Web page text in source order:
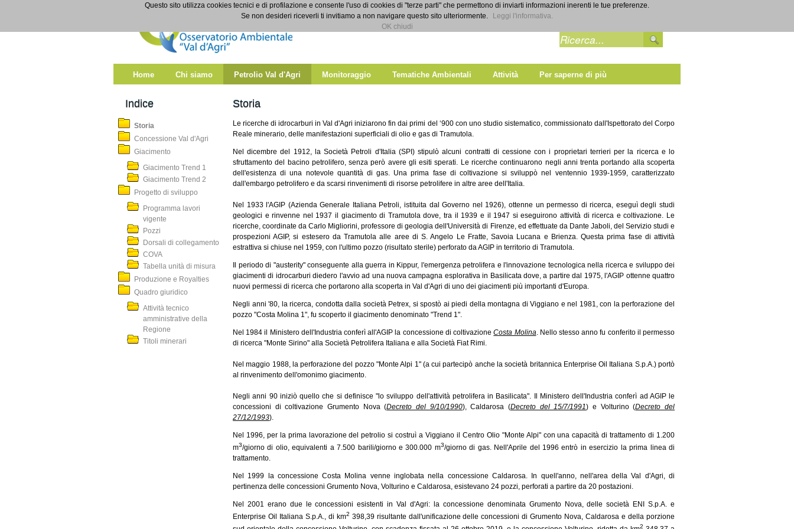
Storia
Home Chi siamo Petrolio Val d'Agri Monitoraggio Tematiche Ambientali Attività Per saperne di più
Indice
Storia
Concessione Val d'Agri
Giacimento
Giacimento Trend 1
Giacimento Trend 2
Progetto di sviluppo
Programma lavori
vigente
Pozzi
Dorsali di collegamento
COVA
Tabella unità di misura
Produzione e Royalties
Quadro giuridico
Attività tecnico
amministrative della
Regione
Titoli minerari
Storia
Le ricerche di idrocarburi in Val d'Agri iniziarono fin dai primi del ‘900 con uno studio sistematico, commissionato dall'Ispettorato del Corpo
Reale minerario, delle manifestazioni superficiali di olio e gas di Tramutola.
Nel dicembre del 1912, la Società Petroli d'Italia (SPI) stipulò alcuni contratti di cessione con i proprietari terrieri per la ricerca e lo
sfruttamento del bacino petrolifero, senza però avere gli esiti sperati. Le ricerche continuarono negli anni trenta portando alla scoperta
dell'esistenza di una notevole quantità di gas. Una prima fase di coltivazione si sviluppò nel ventennio 1939-1959, caratterizzato
dall'embargo petrolifero e da scarsi rinvenimenti di risorse petrolifere in altre aree dell'Italia.
Nel 1933 l'AGIP (Azienda Generale Italiana Petroli, istituita dal Governo nel 1926), ottenne un permesso di ricerca, eseguì degli studi
geologici e rinvenne nel 1937 il giacimento di Tramutola dove, tra il 1939 e il 1947 si eseguirono attività di ricerca e coltivazione. Le
ricerche, coordinate da Carlo Migliorini, professore di geologia dell'Università di Firenze, ed effettuate da Dante Jaboli, del Servizio studi e
prospezioni AGIP, si estesero da Tramutola alle aree di S. Angelo Le Fratte, Savoia Lucana e Brienza. Questa prima fase di attività
estrattiva si chiuse nel 1959, con l'ultimo pozzo (risultato sterile) perforato da AGIP in territorio di Tramutola.
Il periodo di "austerity" conseguente alla guerra in Kippur, l'emergenza petrolifera e l'innovazione tecnologica nella ricerca e sviluppo dei
giacimenti di idrocarburi diedero l'avvio ad una nuova campagna esplorativa in Basilicata dove, a partire dal 1975, l'AGIP ottenne quattro
nuovi permessi di ricerca che portarono alla scoperta in Val d'Agri di uno dei giacimenti più importanti d'Europa.
Negli anni '80, la ricerca, condotta dalla società Petrex, si spostò ai piedi della montagna di Viggiano e nel 1981, con la perforazione del
pozzo "Costa Molina 1", fu scoperto il giacimento denominato "Trend 1".
Nel 1984 il Ministero dell'Industria conferì all'AGIP la concessione di coltivazioneCosta Molina.Nello stesso anno fu conferito il permesso
di ricerca "Monte Sirino" alla Società Petrolifera Italiana e alla Società Fiat Rimi.
Nel maggio 1988, la perforazione del pozzo "Monte Alpi 1" (a cui partecipò anche la società britannica Enterprise Oil Italiana S.p.A.) portò
al rinvenimento dell'omonimo giacimento.
Negli anni 90 iniziò quello che si definisce "lo sviluppo dell'attività petrolifera in Basilicata". Il Ministero dell'Industria conferì ad AGIP le
concessioni di coltivazione Grumento Nova(Decreto del 9/10/1990), Caldarosa(Decreto del 15/7/1991) e Volturino(Decreto del
27/12/1993).
Nel 1996, per la prima lavorazione del petrolio si costruì a Viggiano il Centro Olio "Monte Alpi" con una capacità di trattamento di 1.200
m3/giorno di olio, equivalenti a 7.500 barili/giorno e 300.000 m3/giorno di gas. Nell'Aprile del 1996 entrò in esercizio la prima linea di
trattamento.
Nel 1999 la concessione Costa Molina venne inglobata nella concessione Caldarosa. In quell'anno, nell'area della Val d'Agri, di
pertinenza delle concessioni Grumento Nova, Volturino e Caldarosa, esistevano 24 pozzi, perforati a partire da 20 postazioni.
Nel 2001 erano due le concessioni esistenti in Val d'Agri: la concessione denominata Grumento Nova, delle società ENI S.p.A. e
Enterprise Oil Italiana S.p.A., di km2 398,39 risultante dall'unificazione delle concessioni di Grumento Nova, Caldarosa e della porzione
2
Questo sito utilizza cookies tecnici e di profilazione e consente l'uso di cookies di "terze parti" che permettono di inviarti informazioni inerenti le tue preferenze.
Se non desideri riceverli ti invitiamo a non navigare questo sito ulteriormente.
Leggi l'informativa.
OK chiudi